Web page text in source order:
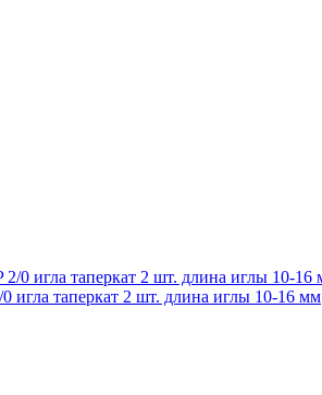
игла таперкат 2 шт. длина иглы 10-16 мм